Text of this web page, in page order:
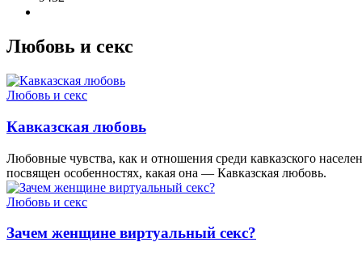
Любовь и секс
Любовь и секс
Кавказская любовь
Любовные чувства, как и отношения среди кавказского
посвящен особенностях, какая она — Кавказская любовь.
Любовь и секс
Зачем женщине виртуальный секс?